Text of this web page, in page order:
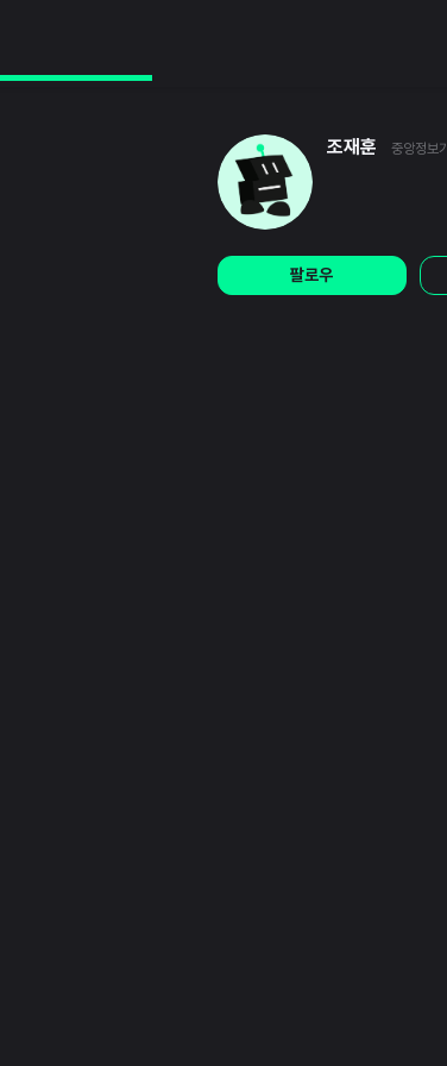
조재훈 중앙정보
팔로우